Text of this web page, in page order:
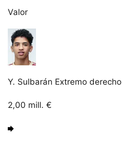
Valor
Y. Sulbarán Extremo derecho
2,00 mill. €